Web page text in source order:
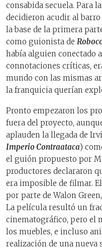
consabida secuela. Para
decidieron acudir al
la base de la primera
como guionista de
había alguien conectado
connotaciones críticas,
mundo con las mismas
la franquicia querían
Pronto empezaron los
fuera del proyecto,
aplauden la llegada de
Imperio Contraataca)
el guión propuesto por
productores declararon
era imposible de filmar.
por parte de Walon
La película resultó un
cinematográfico, pero el
los muebles, e incluso
realización de una nueva